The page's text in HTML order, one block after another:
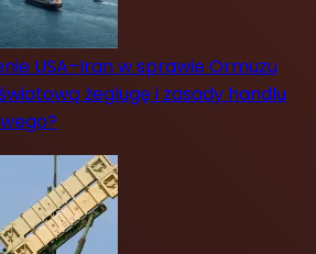
USA–Iran w sprawie Ormuzu
żeglugę i zasady handlu